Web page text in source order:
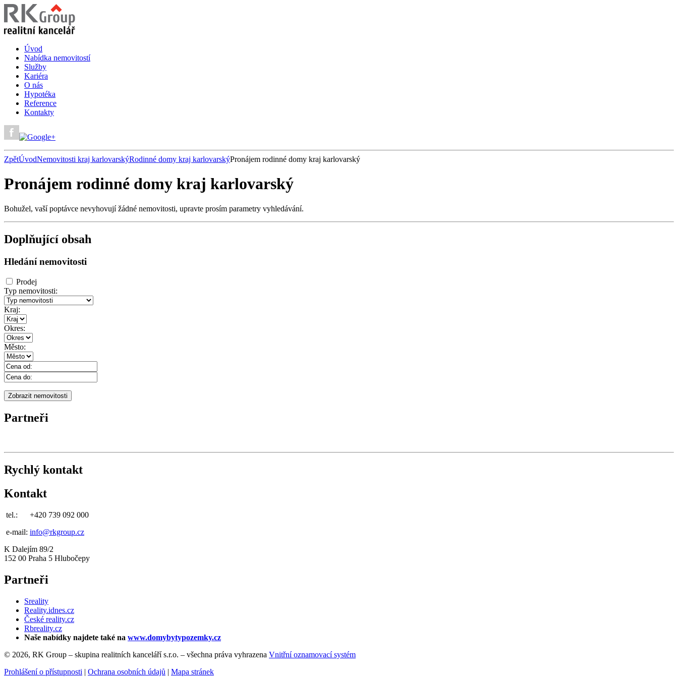
Úvod
Nabídka nemovitostí
Služby
Kariéra
O nás
Hypotéka
Reference
Kontakty
ZpětÚvodNemovitosti kraj karlovarskýRodinné domy kraj karlovarskýPronájem rodinné domy kraj karlovarský
Pronájem rodinné domy kraj karlovarský
Bohužel, vaší poptávce nevyhovují žádné nemovitosti, upravte prosím parametry vyhledávání.
Doplňující obsah
Hledání nemovitosti
Prodej
Typ nemovitosti:
Kraj:
Okres:
Město:
Partneři
Rychlý kontakt
Kontakt
tel.: +420 739 092 000
e-mail: info@rkgroup.cz
K Dalejím 89/2
152 00 Praha 5 Hlubočepy
Partneři
Sreality
Reality.idnes.cz
České reality.cz
Rbreality.cz
Naše nabídky najdete také na www.domybytypozemky.cz
© 2026, RK Group – skupina realitních kanceláří s.r.o. – všechna práva vyhrazena Vnitřní oznamovací systém
Prohlášení o přístupnosti | Ochrana osobních údajů | Mapa stránek